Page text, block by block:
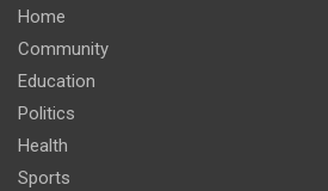
Home
Community
Education
Politics
Health
Sports